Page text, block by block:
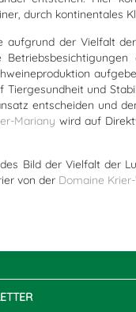
durch kontinentales
der Vielfalt
und
entscheiden und
Mariany wird auf
Bild der Vielfalt der
von der Domaine